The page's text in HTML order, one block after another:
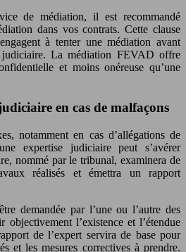
de médiation, il est recommandé
dans vos contrats. Cette clause
à tenter une médiation avant
judiciaire. La médiation FEVAD offre
et moins onéreuse qu’une
en cas de malfaçons
notamment en cas d’allégations de
expertise judiciaire peut s’avérer
nommé par le tribunal, examinera de
réalisés et émettra un rapport
demandée par l’une ou l’autre des
objectivement l’existence et l’étendue
de l’expert servira de base pour
et les mesures correctives à prendre.